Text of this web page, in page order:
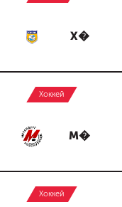
Х�
Хоккей
М�
Хоккей